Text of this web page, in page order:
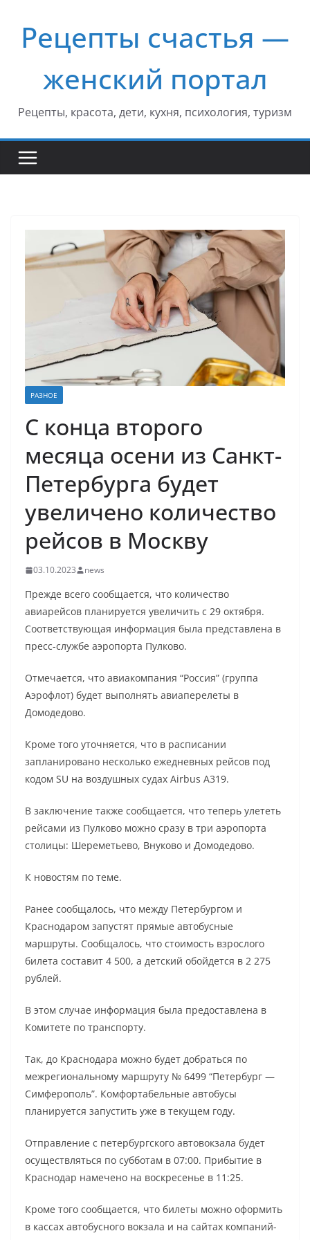
содержимому
Рецепты счастья —
женский портал
Рецепты, красота, дети, кухня, психология, туризм
РАЗНОЕ
С конца второго
месяца осени из Санкт-
Петербурга будет
увеличено количество
рейсов в Москву
03.10.2023 news
Прежде всего сообщается, что количество
авиарейсов планируется увеличить с 29 октября.
Соответствующая информация была представлена в
пресс-службе аэропорта Пулково.
Отмечается, что авиакомпания “Россия” (группа
Аэрофлот) будет выполнять авиаперелеты в
Домодедово.
Кроме того уточняется, что в расписании
запланировано несколько ежедневных рейсов под
кодом SU на воздушных судах Airbus A319.
В заключение также сообщается, что теперь улететь
рейсами из Пулково можно сразу в три аэропорта
столицы: Шереметьево, Внуково и Домодедово.
К новостям по теме.
Ранее сообщалось, что между Петербургом и
Краснодаром запустят прямые автобусные
маршруты. Сообщалось, что стоимость взрослого
билета составит 4 500, а детский обойдется в 2 275
рублей.
В этом случае информация была предоставлена в
Комитете по транспорту.
Так, до Краснодара можно будет добраться по
межрегиональному маршруту № 6499 “Петербург —
Симферополь”. Комфортабельные автобусы
планируется запустить уже в текущем году.
Отправление с петербургского автовокзала будет
осуществляться по субботам в 07:00. Прибытие в
Краснодар намечено на воскресенье в 11:25.
Кроме того сообщается, что билеты можно оформить
в кассах автобусного вокзала и на сайтах компаний-